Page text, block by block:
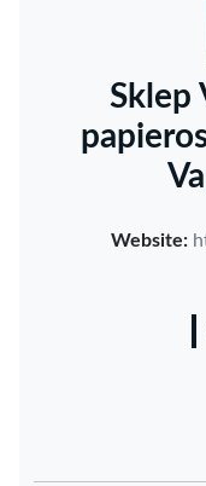
Sklep
Website: